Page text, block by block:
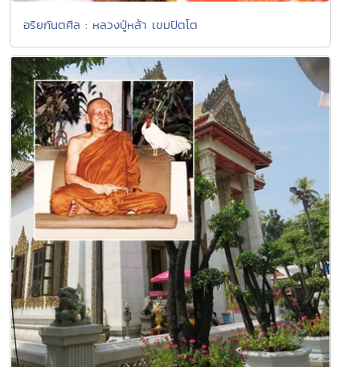
อริยกันตศีล : หลวงปู่หล้า เขมปัตโต